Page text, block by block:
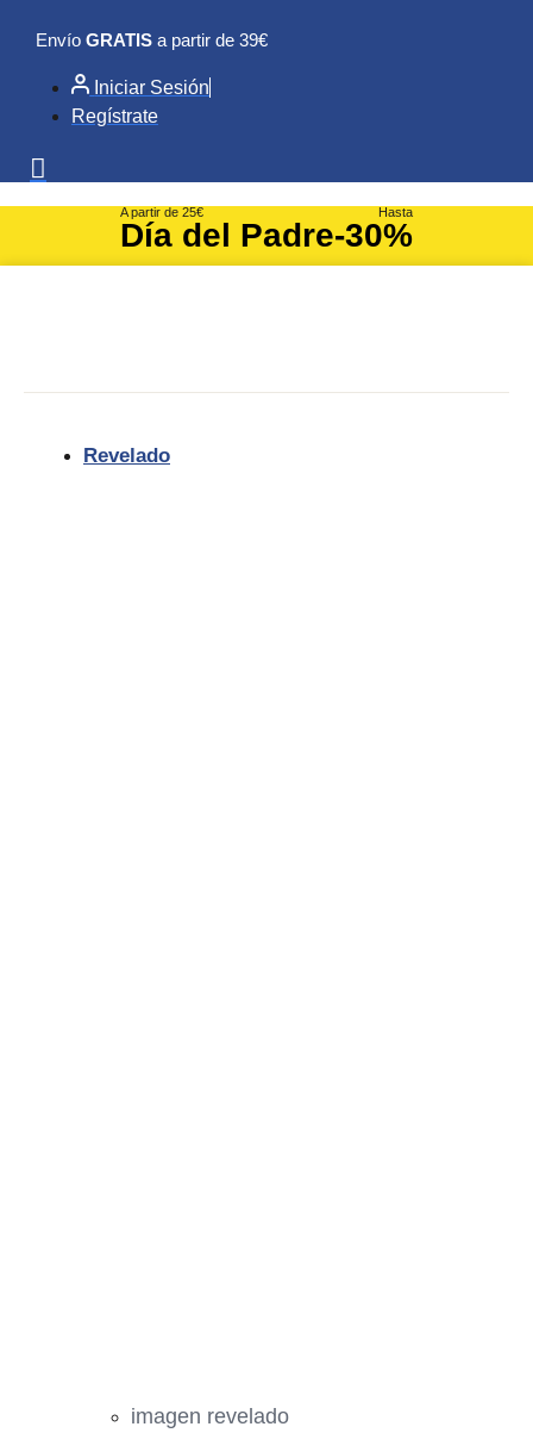
contenido
Envío GRATIS a partir de 39€
Iniciar Sesión
Regístrate
A partir de 25€
Día del Padre
Hasta
-30%
Revelado
imagen revelado